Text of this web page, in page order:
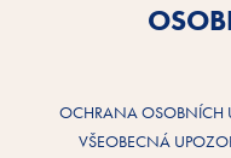
OCHRANA OSOBNÍCH
VŠEOBECNÁ